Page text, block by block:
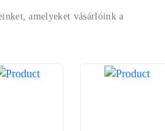
amelyeket vásárlóink a